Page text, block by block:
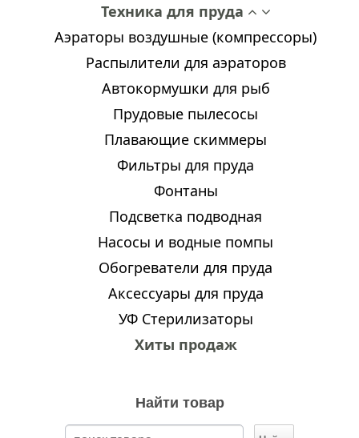
Техника для пруда
Аэраторы воздушные (компрессоры)
Распылители для аэраторов
Автокормушки для рыб
Прудовые пылесосы
Плавающие скиммеры
Фильтры для пруда
Фонтаны
Подсветка подводная
Насосы и водные помпы
Обогреватели для пруда
Аксессуары для пруда
УФ Стерилизаторы
Хиты продаж
Найти товар